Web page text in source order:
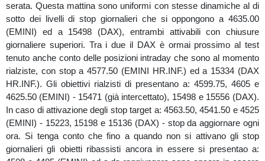
serata. Questa mattina sono uniformi con stesse dinamiche al di
sotto dei livelli di stop giornalieri che si oppongono a 4635.00
(EMINI) ed a 15498 (DAX), entrambi attivabili con chiusure
giornaliere superiori. Tra i due il DAX è ormai prossimo al test
tenuto anche conto delle posizioni intraday che sono al momento
rialziste, con stop a 4577.50 (EMINI HR.INF.) ed a 15334 (DAX
HR.INF.). Gli obiettivi rialzisti di presentano a: 4599.75, 4605 e
4625.50 (EMINI) - 15471 (già intercettato), 15498 e 15556 (DAX).
In caso di attivazione degli stop target a: 4563.50, 4541.50 e 4525
(EMINI) - 15223, 15198 e 15136 (DAX) - stop da aggiornare ogni
ora. Si tenga conto che fino a quando non si attivano gli stop
giornalieri gli obietti ribassisti ancora in essere si presentao a: